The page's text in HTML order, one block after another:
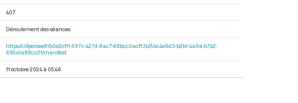
407
Déroulement des séances
https://iiif.persee.fr/b0e2cf11-597c-427d-8ac7-68bcc0acf13b/5bc4e6d3-b2b1-4a9a-b7b2-
69541a88cc21/manifest
11 octobre 2024 à 05:46